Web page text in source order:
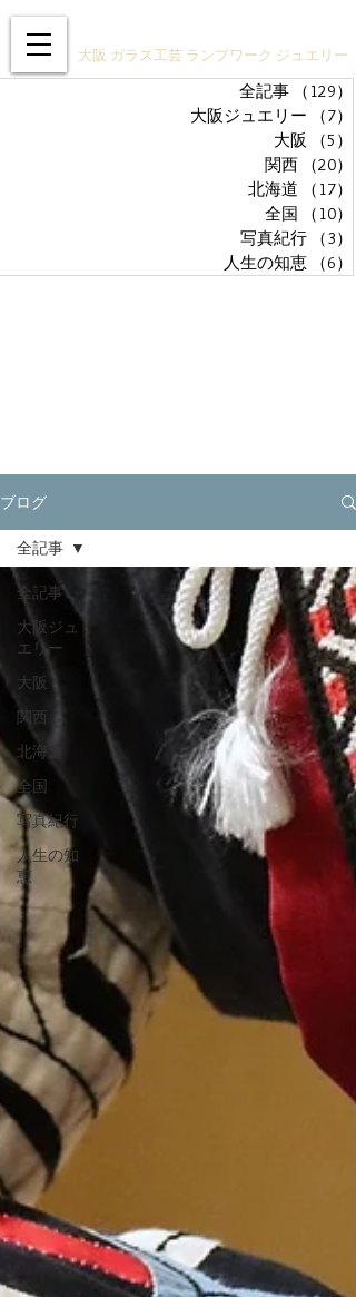
大阪 ガラス工芸 ランプワーク ジュエリー
全記事 （129）
大阪ジュエリー
（7）
大阪
（5）
関西
（20）
北海道
（17）
全国
（10）
写真紀行
（3）
人生の知恵
（6）
ブログ
全記事
大阪ジュ
エリー
大阪
関西
北海道
全国
写真紀行
人生の知
恵
全記事